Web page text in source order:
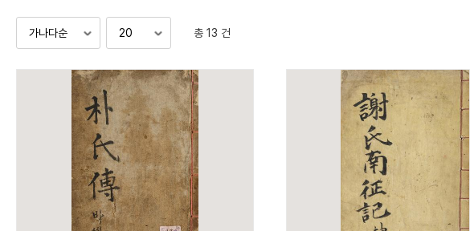
검색 연산자 사용안내
연산자 설명
AND 정조 AND 정약용
“정조”와 “정약용”이 동시에 포함된 자료를 검
OR 정조 OR 정약용 “정조” 또는 “정약용”이 포함된 자료를 검색
총 13 건